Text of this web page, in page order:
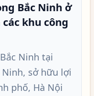
Bắc Ninh ở
khu công
Ninh tại
Ninh, sở hữu lợi
phố, Hà Nội